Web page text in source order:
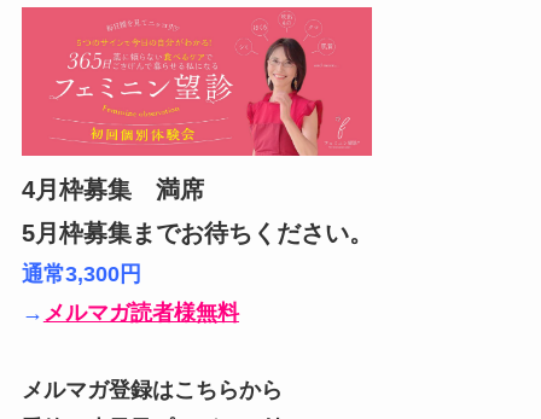
4月枠募集 満席
5月枠募集までお待ちください。
通常3,300円
→ メルマガ読者様無料
メルマガ登録はこちらから